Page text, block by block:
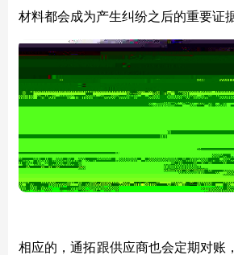
材料都会成为产生纠纷之后的重要证据
相应的，通拓跟供应商也会定期对账